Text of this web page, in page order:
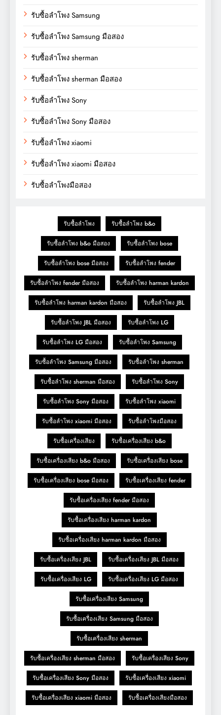
รับซื้อลำโพง Samsung
รับซื้อลำโพง Samsung มือสอง
รับซื้อลำโพง sherman
รับซื้อลำโพง sherman มือสอง
รับซื้อลำโพง Sony
รับซื้อลำโพง Sony มือสอง
รับซื้อลำโพง xiaomi
รับซื้อลำโพง xiaomi มือสอง
รับซื้อลำโพงมือสอง
รับซื้อลำโพง รับซื้อลำโพง b&o
รับซื้อลำโพง b&o มือสอง รับซื้อลำโพง bose
รับซื้อลำโพง bose มือสอง รับซื้อลำโพง fender
รับซื้อลำโพง fender มือสอง รับซื้อลำโพง harman kardon
รับซื้อลำโพง harman kardon มือสอง รับซื้อลำโพง JBL
รับซื้อลำโพง JBL มือสอง รับซื้อลำโพง LG
รับซื้อลำโพง LG มือสอง รับซื้อลำโพง Samsung
รับซื้อลำโพง Samsung มือสอง รับซื้อลำโพง sherman
รับซื้อลำโพง sherman มือสอง รับซื้อลำโพง Sony
รับซื้อลำโพง Sony มือสอง รับซื้อลำโพง xiaomi
รับซื้อลำโพง xiaomi มือสอง รับซื้อลำโพงมือสอง
รับซื้อเครื่องเสียง รับซื้อเครื่องเสียง b&o
รับซื้อเครื่องเสียง b&o มือสอง รับซื้อเครื่องเสียง bose
รับซื้อเครื่องเสียง bose มือสอง รับซื้อเครื่องเสียง fender
รับซื้อเครื่องเสียง fender มือสอง
รับซื้อเครื่องเสียง harman kardon
รับซื้อเครื่องเสียง harman kardon มือสอง
รับซื้อเครื่องเสียง JBL รับซื้อเครื่องเสียง JBL มือสอง
รับซื้อเครื่องเสียง LG รับซื้อเครื่องเสียง LG มือสอง
รับซื้อเครื่องเสียง Samsung
รับซื้อเครื่องเสียง Samsung มือสอง
รับซื้อเครื่องเสียง sherman
รับซื้อเครื่องเสียง sherman มือสอง รับซื้อเครื่องเสียง Sony
รับซื้อเครื่องเสียง Sony มือสอง รับซื้อเครื่องเสียง xiaomi
รับซื้อเครื่องเสียง xiaomi มือสอง รับซื้อเครื่องเสียงมือสอง